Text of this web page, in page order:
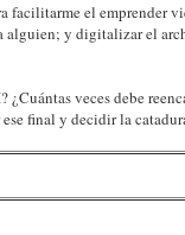
facilitarme el
alguien; y digitalizar el
¿Cuántas veces debe
final y decidir la